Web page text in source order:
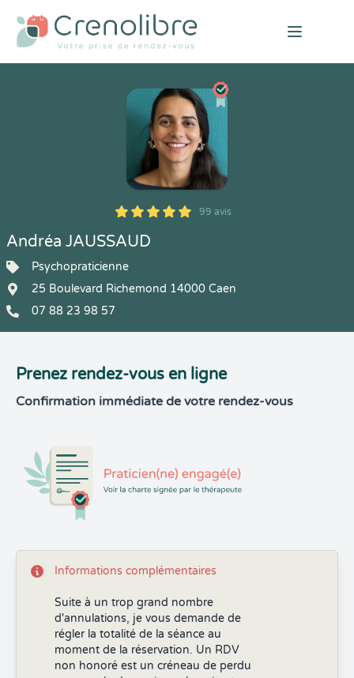
Open
5
1
5
99 99 avis
Andréa JAUSSAUD
Psychopraticienne
25 Boulevard Richemond 14000 Caen
07 88 23 98 57
Prenez rendez-vous en ligne
Confirmation immédiate de votre rendez-vous
Informations complémentaires
Suite à un trop grand nombre
d'annulations, je vous demande de
régler la totalité de la séance au
moment de la réservation. Un RDV
non honoré est un créneau de perdu